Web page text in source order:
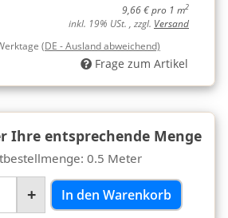
9,66 € pro 1 m2
inkl. 19% USt. , zzgl. Versand
(DE - Ausland abweichend)
Frage zum Artikel
Ihre entsprechende Menge
0.5 Meter
+ In den Warenkorb